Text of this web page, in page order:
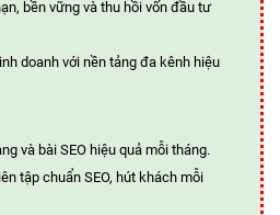
bền vững và thu hồi vốn đầu tư
doanh với nền tảng đa kênh hiệu
và bài SEO hiệu quả mỗi tháng.
tập chuẩn SEO, hút khách mỗi